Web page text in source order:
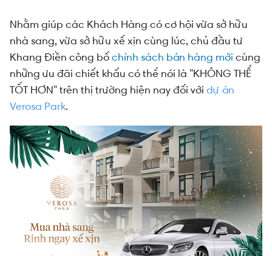
Nhằm giúp các Khách Hàng có cơ hội vừa sở hữu
nhà sang, vừa sở hữu xế xịn cùng lúc, chủ đầu tư
Khang Điền công bốchính sách bán hàng mới cùng
những ưu đãi chiết khấu có thể nói là "KHÔNG THỂ
TỐT HƠN" trên thị trường hiện nay đối với dự án
Verosa Park.